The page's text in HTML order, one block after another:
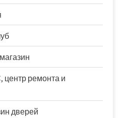
ремонта и
дверей